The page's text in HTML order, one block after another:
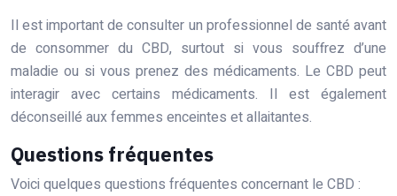
Il est important de consulter un professionnel de santé avant
de consommer du CBD, surtout si vous souffrez d’une
maladie ou si vous prenez des médicaments. Le CBD peut
interagir avec certains médicaments. Il est également
déconseillé aux femmes enceintes et allaitantes.
Questions fréquentes
Voici quelques questions fréquentes concernant le CBD :